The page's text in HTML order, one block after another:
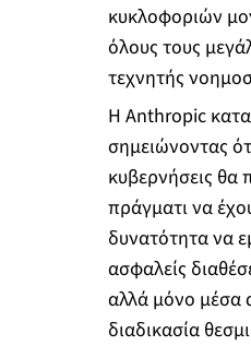
κυκλοφοριών
όλους τους
τεχνητής
Η Anthropic
σημειώνοντας
κυβερνήσεις θα
πράγματι να
δυνατότητα να
ασφαλείς
αλλά μόνο μέσα
διαδικασία